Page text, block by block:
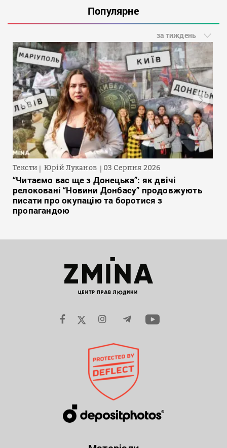
Популярне
за тиждень
Тексти Юрій Луканов 03 Серпня 2026
“Читаємо вас ще з Донецька”: як двічі
релоковані “Новини Донбасу” продовжують
писати про окупацію та боротися з
пропагандою